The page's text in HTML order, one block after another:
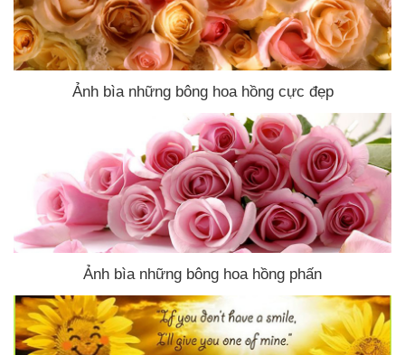
Ảnh bìa những bông hoa hồng cực đẹp
Ảnh bìa những bông hoa hồng phấn